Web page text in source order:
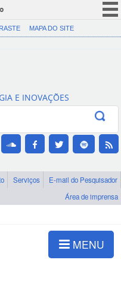
CORONAVÍRUS (COVID-19)
Canais
MAPA DO SITE
E INOVAÇÕES
Serviços
E-mail do Pesquisador
Área de imprensa
MENU